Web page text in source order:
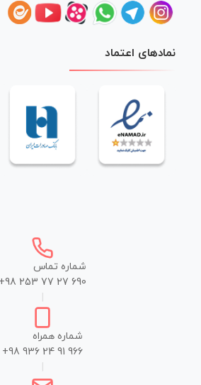
نمادهای اعتماد
شماره تماس
+98 253 77 27 690
شماره همراه
+98 936 24 91 966